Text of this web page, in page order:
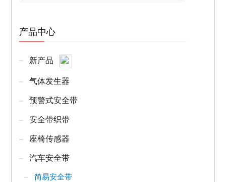
产品中心
新产品
气体发生器
预警式安全带
安全带织带
座椅传感器
汽车安全带
简易安全带